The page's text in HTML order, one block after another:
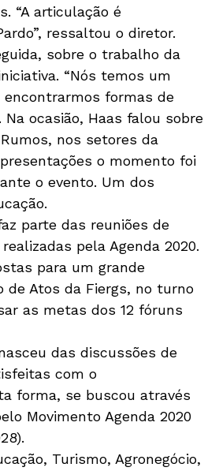
“A articulação é
ressaltou o diretor.
sobre o trabalho da
“Nós temos um
formas de
ocasião, Haas falou sobre
nos setores da
o momento foi
o evento. Um dos
parte das reuniões de
pela Agenda 2020.
para um grande
de Atos da Fiergs, no turno
as metas dos 12 fóruns
das discussões de
com o
forma, se buscou através
Movimento Agenda 2020
Turismo, Agronegócio,